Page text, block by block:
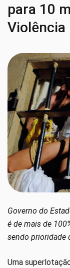
para 10
Violência
Governo do
é de mais de
sendo prioridade
Uma